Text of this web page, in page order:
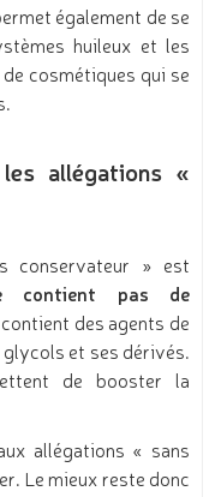
également de se
huileux et les
cosmétiques qui se
allégations «
conservateur » est
contient pas de
des agents de
et ses dérivés.
de booster la
allégations « sans
Le mieux reste donc